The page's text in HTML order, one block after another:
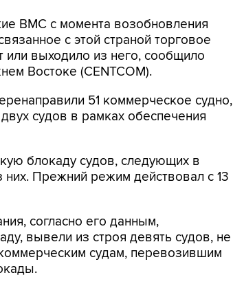
ВМС с момента возобновления
с этой страной торговое
или выходило из него, сообщило
Востоке (CENTCOM).
51 коммерческое судно,
судов в рамках обеспечения
блокаду судов, следующих в
Прежний режим действовал с 13
согласно его данным,
вывели из строя девять судов, не
судам, перевозившим